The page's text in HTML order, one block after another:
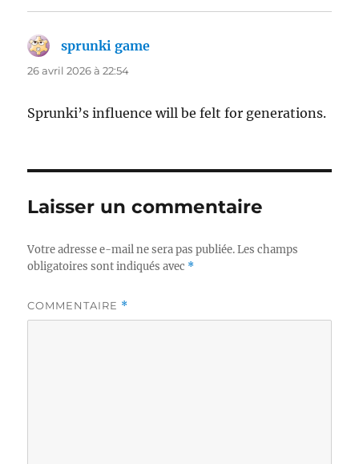
sprunki game
26 avril 2026 à 22:54
Sprunki’s influence will be felt for generations.
Laisser un commentaire
Votre adresse e-mail ne sera pas publiée. Les champs
obligatoires sont indiqués avec *
COMMENTAIRE *